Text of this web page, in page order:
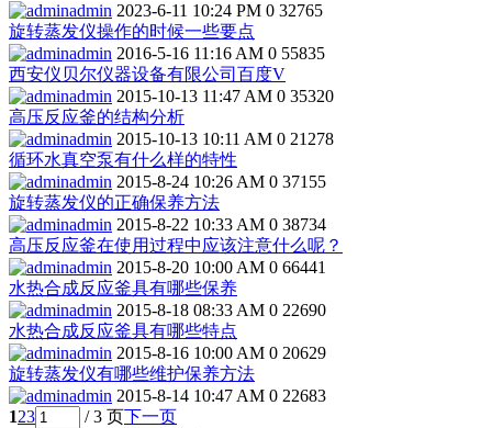
admin 2023-6-11 10:24 PM 0 32765
旋转蒸发仪操作的时候一些要点
admin 2016-5-16 11:16 AM 0 55835
西安仪贝尔仪器设备有限公司百度V
admin 2015-10-13 11:47 AM 0 35320
高压反应釜的结构分析
admin 2015-10-13 10:11 AM 0 21278
循环水真空泵有什么样的特性
admin 2015-8-24 10:26 AM 0 37155
旋转蒸发仪的正确保养方法
admin 2015-8-22 10:33 AM 0 38734
高压反应釜在使用过程中应该注意什么呢？
admin 2015-8-20 10:00 AM 0 66441
水热合成反应釜具有哪些保养
admin 2015-8-18 08:33 AM 0 22690
水热合成反应釜具有哪些特点
admin 2015-8-16 10:00 AM 0 20629
旋转蒸发仪有哪些维护保养方法
admin 2015-8-14 10:47 AM 0 22683
123 / 3 页下一页